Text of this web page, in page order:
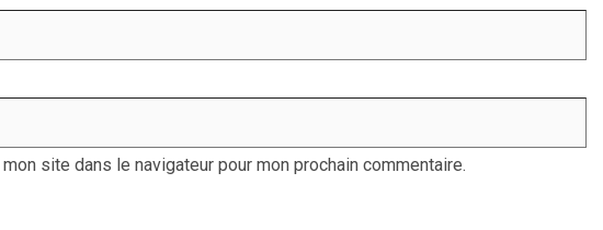
site dans le navigateur pour mon prochain commentaire.